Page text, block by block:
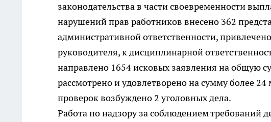
законодательства в части своевременности
нарушений прав работников внесено 362
административной ответственности,
руководителя, к дисциплинарной
направлено 1654 исковых заявления на общую
рассмотрено и удовлетворено на сумму более
проверок возбуждено 2 уголовных дела.
Работа по надзору за соблюдением требований